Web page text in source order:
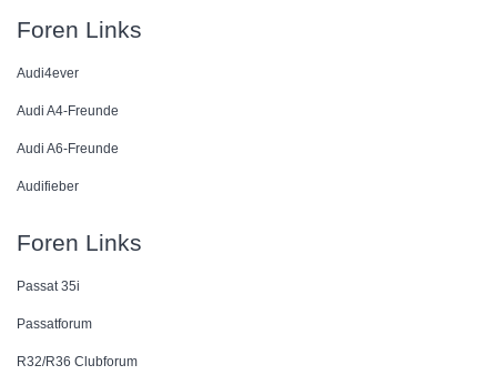
Foren Links
Audi4ever
Audi A4-Freunde
Audi A6-Freunde
Audifieber
Foren Links
Passat 35i
Passatforum
R32/R36 Clubforum